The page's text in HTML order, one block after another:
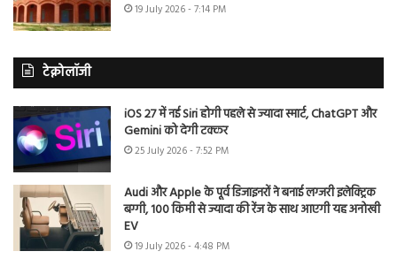
19 July 2026 - 7:14 PM
टेक्नोलॉजी
iOS 27 में नई Siri होगी पहले से ज्यादा स्मार्ट, ChatGPT और
Gemini को देगी टक्कर
25 July 2026 - 7:52 PM
Audi और Apple के पूर्व डिजाइनरों ने बनाई लग्जरी इलेक्ट्रिक
बग्गी, 100 किमी से ज्यादा की रेंज के साथ आएगी यह अनोखी
EV
19 July 2026 - 4:48 PM